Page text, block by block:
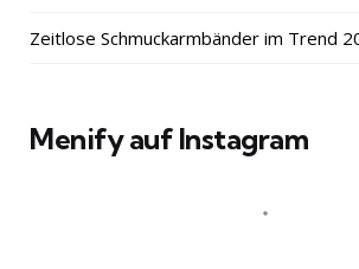
Zeitlose Schmuckarmbänder im Trend
Menify auf Instagram